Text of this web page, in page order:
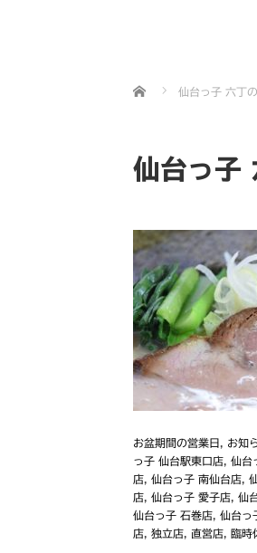
Home 仙台っ子 六丁
仙台っ子
お盆期間の営業日 お知
っ子 仙台駅東口店
仙台
店
仙台っ子 南仙台店
店
仙台っ子 愛子店 仙
仙台っ子 石巻店
仙台っ
店
独立店 直営店 臨時